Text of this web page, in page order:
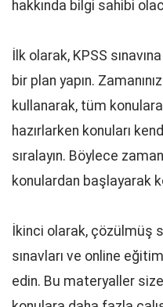
hakkında bilgi sahibi
İlk olarak, KPSS
bir plan yapın.
kullanarak, tüm konulara
hazırlarken konuları
sıralayın. Böylece
konulardan başlayarak
İkinci olarak, çözülmüş
sınavları ve online
edin. Bu materyaller